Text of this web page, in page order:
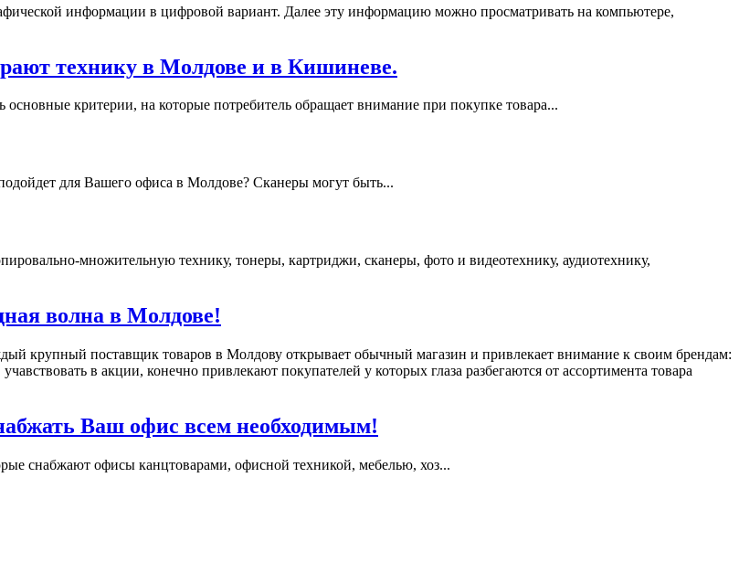
информации в цифровой вариант. Далее эту информацию можно просматривать на компьютере,
технику в Молдове и в Кишиневе.
критерии, на которые потребитель обращает внимание при покупке товара...
для Вашего офиса в Молдове? Сканеры могут быть...
множительную технику, тонеры, картриджи, сканеры, фото и видеотехнику, аудиотехнику,
волна в Молдове!
крупный поставщик товаров в Молдову открывает обычный магазин и привлекает внимание к своим брендам:
в акции, конечно привлекают покупателей у которых глаза разбегаются от ассортимента товара
Ваш офис всем необходимым!
снабжают офисы канцтоварами, офисной техникой, мебелью, хоз...